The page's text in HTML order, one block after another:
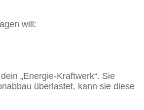
will:
„Energie-Kraftwerk“. Sie
überlastet, kann sie diese